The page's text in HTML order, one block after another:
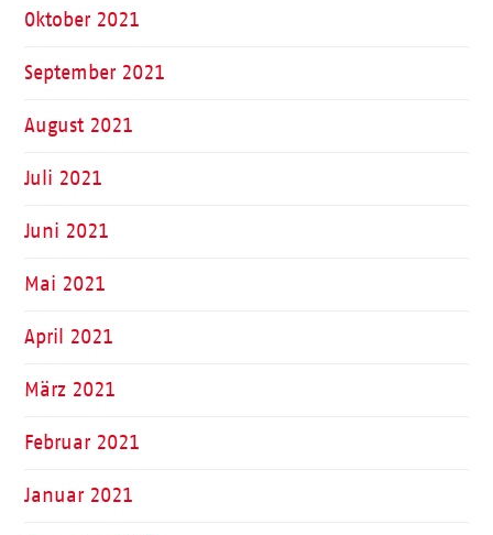
Oktober 2021
September 2021
August 2021
Juli 2021
Juni 2021
Mai 2021
April 2021
März 2021
Februar 2021
Januar 2021